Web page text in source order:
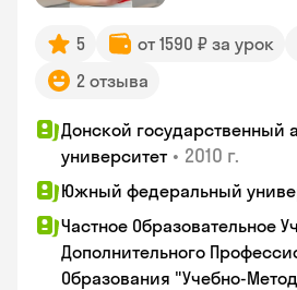
5 от 1590 ₽ за урок
2 отзыва
Донской государственный
университет • 2010 г.
Южный федеральный
Частное Образовательное
Дополнительного
Образования "Учебно-